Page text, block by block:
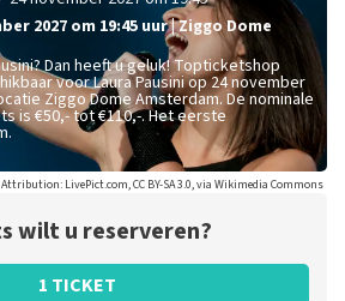
2027 om 19:45 uur|Ziggo Dome
Dan heeft u geluk! Topticketshop
voor Laura Pausini op 24 november
Ziggo Dome Amsterdam. De nominale
is €50,- tot €110,-. Het eerste
Attribution: LivePict.com, CC BY-SA 3.0, via Wikimedia Commons
wilt u reserveren?
1 TICKET